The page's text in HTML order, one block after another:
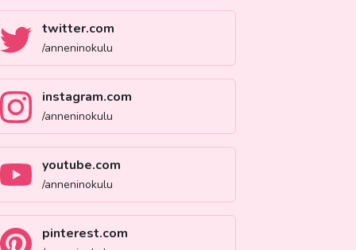
twitter.com
/anneninokulu
instagram.com
/anneninokulu
youtube.com
/anneninokulu
pinterest.com